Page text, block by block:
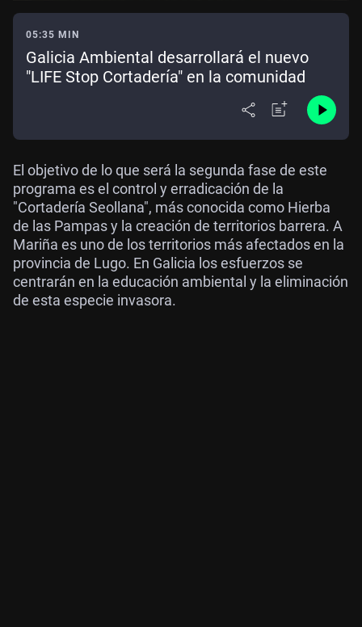
05:35 MIN
Galicia Ambiental desarrollará el nuevo
"LIFE Stop Cortadería" en la comunidad
El objetivo de lo que será la segunda fase de este
programa es el control y erradicación de la
"Cortadería Seollana", más conocida como Hierba
de las Pampas y la creación de territorios barrera. A
Mariña es uno de los territorios más afectados en la
provincia de Lugo. En Galicia los esfuerzos se
centrarán en la educación ambiental y la eliminación
de esta especie invasora.